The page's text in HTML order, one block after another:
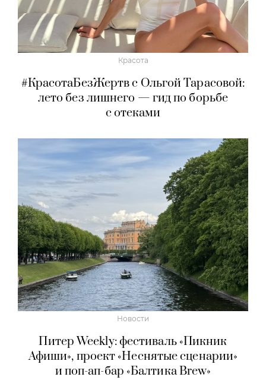
Красота
#КрасотаБезЖертв с Ольгой Тарасовой:
лето без лишнего — гид по борьбе
с отеками
Новости
Питер Weekly: фестиваль «Пикник
Афиши», проект «Неснятые сценарии»
и поп-ап-бар «Балтика Brew»